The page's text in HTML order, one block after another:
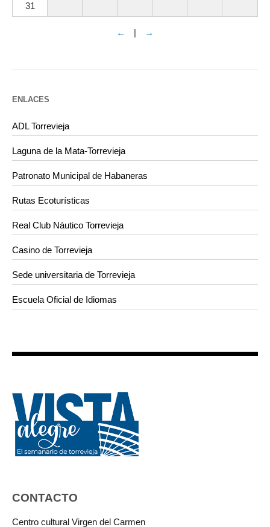
31
← | →
ENLACES
ADL Torrevieja
Laguna de la Mata-Torrevieja
Patronato Municipal de Habaneras
Rutas Ecoturísticas
Real Club Náutico Torrevieja
Casino de Torrevieja
Sede universitaria de Torrevieja
Escuela Oficial de Idiomas
CONTACTO
Centro cultural Virgen del Carmen